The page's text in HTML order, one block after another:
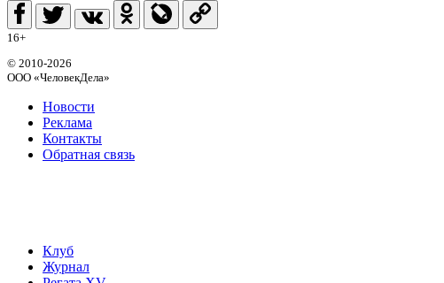
16+
© 2010-2026
ООО «ЧеловекДела»
Новости
Реклама
Контакты
Обратная связь
Клуб
Журнал